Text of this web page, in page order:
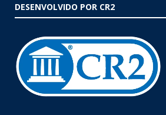
DESENVOLVIDO POR CR2